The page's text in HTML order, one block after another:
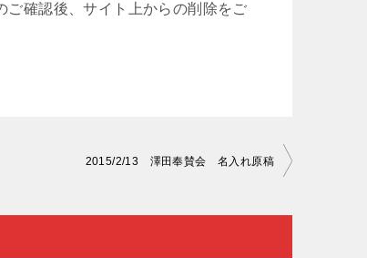
ご確認後、サイト上からの削除をご
2015/2/13 澤田奉賛会 名入れ原稿